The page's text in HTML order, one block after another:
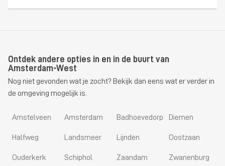
Ontdek andere opties in en in de buurt van
Amsterdam-West
Nog niet gevonden wat je zocht? Bekijk dan eens wat er verder in
de omgeving mogelijk is.
Amstelveen Amsterdam Badhoevedorp Diemen
Halfweg Landsmeer Lijnden Oostzaan
Ouderkerk
Schiphol Zaandam Zwanenburg